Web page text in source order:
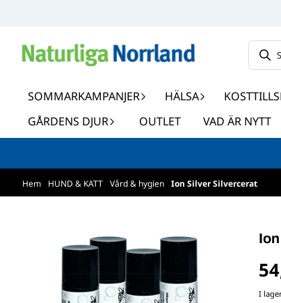
SOMMARKAMPANJER HÄLSA
GÅRDENS DJUR
OUTLET VAD ÄR NYTT
Hem HUND & KATT Vård & hygien Ion Silver Silvercerat
I